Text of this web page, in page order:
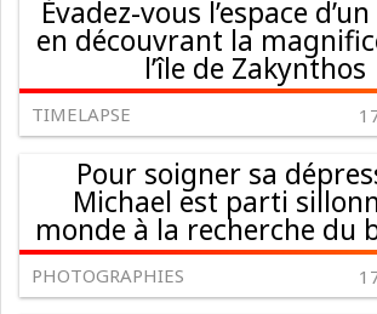
Évadez-vous l’espace
en découvrant la
l’île de Zakynthos
TIMELAPSE
Pour soigner sa
Michael est parti
monde à la recherche du
PHOTOGRAPHIES